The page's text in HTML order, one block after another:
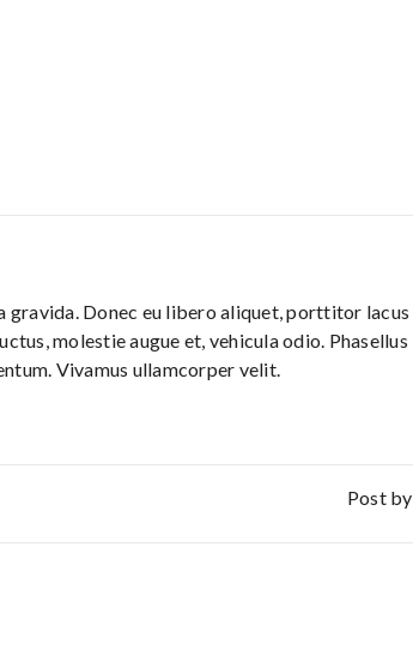
gravida. Donec eu libero aliquet, porttitor lacus
molestie augue et, vehicula odio. Phasellus
Vivamus ullamcorper velit.
Post by